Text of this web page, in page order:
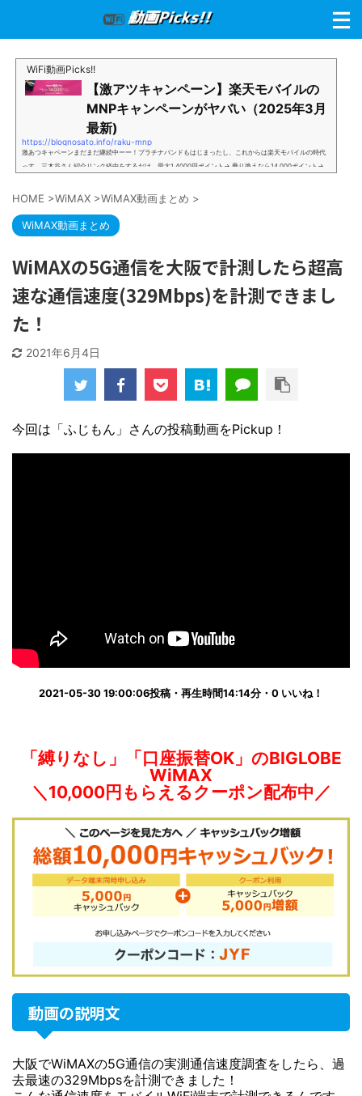
WiFi動画Picks!!
【激アツキャンペーン】楽天モバイルの
MNPキャンペーンがヤバい（2025年3月
最新)
https://blognosato.info/raku-mnp
激あつキャペーンまだまだ継続中ーー！プラチナバンドもはじまったし、これからは楽天モバイルの時代
っす。三木谷さん紹介リンク経由をするだけ。最大1,4000円ポイント→ 乗り換えなら14,000ポイント→
谷さんキャンペーン／2回線目以降でもOK再契約でもでもOK背水の陣の楽天モバイル。ついに「最後の賭
別招待ページから楽天モバイ...
HOME >WiMAX >WiMAX動画まとめ >
WiMAX動画まとめ
WiMAXの5G通信を大阪で計測したら超高
速な通信速度(329Mbps)を計測できまし
た！
2021年6月4日
今回は「ふじもん」さんの投稿動画をPickup！
2021-05-30 19:00:06投稿・再生時間14:14分・0 いいね！
「縛りなし」「口座振替OK」のBIGLOBE
WiMAX
＼10,000円もらえるクーポン配布中／
動画の説明文
大阪でWiMAXの5G通信の実測通信速度調査をしたら、過
去最速の329Mbpsを計測できました！